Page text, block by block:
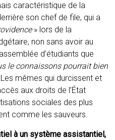
caractéristique de la
son chef de file, qui a
» lors de la
non sans avoir au
d’étudiants que
le connaissons pourrait bien
Les mêmes qui durcissent et
aux droits de l’État
sociales des plus
comme les sauveurs.
à un système assistantiel,